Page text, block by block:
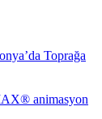
Toprağa
animasyon